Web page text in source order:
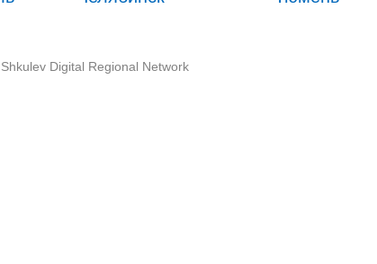
Digital Regional Network